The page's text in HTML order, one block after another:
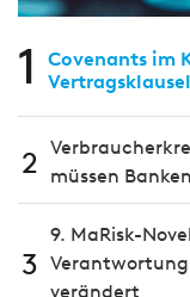
1
Covenants im
2
müssen
3
9. MaRisk-
verändert